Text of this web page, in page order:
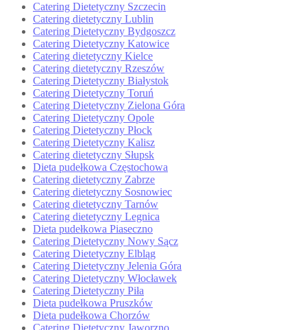
Catering Dietetyczny Szczecin
Catering dietetyczny Lublin
Catering Dietetyczny Bydgoszcz
Catering Dietetyczny Katowice
Catering dietetyczny Kielce
Catering dietetyczny Rzeszów
Catering Dietetyczny Białystok
Catering Dietetyczny Toruń
Catering Dietetyczny Zielona Góra
Catering Dietetyczny Opole
Catering Dietetyczny Płock
Catering Dietetyczny Kalisz
Catering dietetyczny Słupsk
Dieta pudełkowa Częstochowa
Catering dietetyczny Zabrze
Catering dietetyczny Sosnowiec
Catering dietetyczny Tarnów
Catering dietetyczny Legnica
Dieta pudełkowa Piaseczno
Catering Dietetyczny Nowy Sącz
Catering Dietetyczny Elbląg
Catering Dietetyczny Jelenia Góra
Catering Dietetyczny Włocławek
Catering Dietetyczny Piła
Dieta pudełkowa Pruszków
Dieta pudełkowa Chorzów